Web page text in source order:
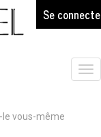
Se
le vous-même